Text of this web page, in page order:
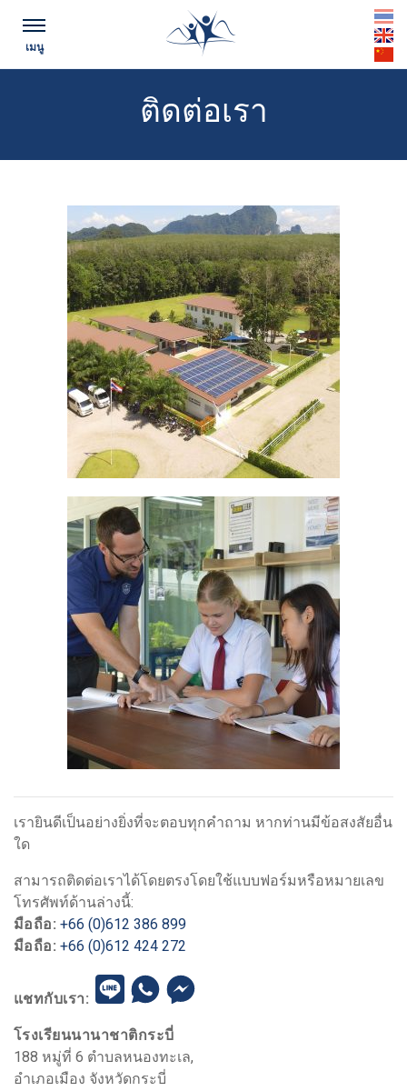
เมนู
th
en
cn
ติดต่อเรา
เรายินดีเป็นอย่างยิ่งที่จะตอบทุกคำถาม หากท่านมีข้อสงสัยอื่น
ใด
สามารถติดต่อเราได้โดยตรงโดยใช้แบบฟอร์มหรือหมายเลข
โทรศัพท์ด้านล่างนี้:
มือถือ: +66 (0)612 386 899
มือถือ: +66 (0)612 424 272
แชทกับเรา:
โรงเรียนนานาชาติกระบี่
188 หมู่ที่ 6 ตำบลหนองทะเล,
อำเภอเมือง จังหวัดกระบี่